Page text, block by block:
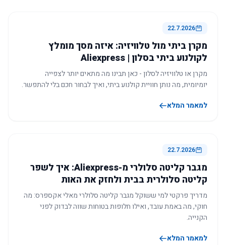
22.7.2026
מקרן ביתי מול טלוויזיה: איזה מסך מומלץ
לקולנוע ביתי בסלון | Aliexpress
מקרן או טלוויזיה לסלון - כאן תבינו מה מתאים יותר לצפייה
יומיומית, מה נותן חוויית קולנוע ביתי, ואיך לבחור חכם בלי להתפשר.
למאמר המלא
22.7.2026
מגבר קליטה סלולרי מ-Aliexpress: איך לשפר
קליטה סלולרית בבית ולחזק את האות
מדריך פרקטי למי ששוקל מגבר קליטה סלולרי מאלי אקספרס: מה
חוקי, מה באמת עובד, ואילו חלופות בטוחות שווה לבדוק לפני
הקנייה.
למאמר המלא